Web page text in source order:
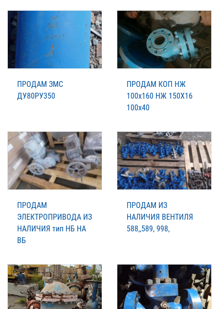
ПРОДАМ ЗМС
ДУ80РУ350
ПРОДАМ КОП НЖ
100х160 НЖ 150Х16
100х40
ПРОДАМ
ЭЛЕКТРОПРИВОДА ИЗ
НАЛИЧИЯ тип НБ НА
ВБ
ПРОДАМ ИЗ
НАЛИЧИЯ ВЕНТИЛЯ
588,,589, 998,